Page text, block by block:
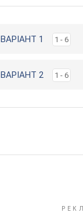
ВАРІАНТ 1 1 - 6
ВАРІАНТ 2 1 - 6